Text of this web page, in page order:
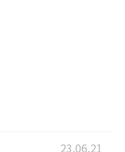
23.06.21